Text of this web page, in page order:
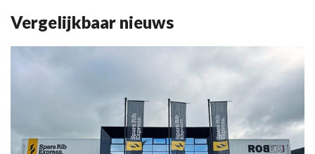
Vergelijkbaar nieuws